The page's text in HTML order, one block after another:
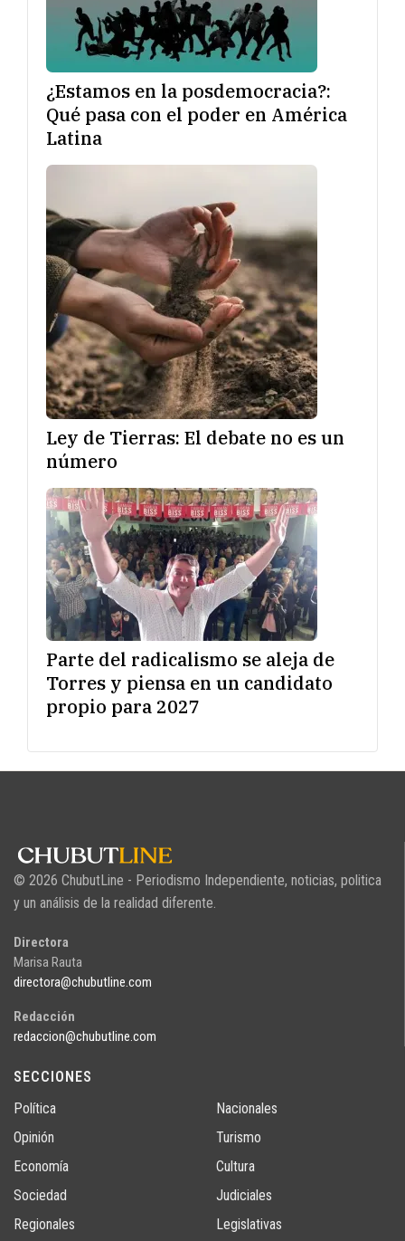
¿Estamos en la posdemocracia?:
Qué pasa con el poder en América
Latina
Ley de Tierras: El debate no es un
número
Parte del radicalismo se aleja de
Torres y piensa en un candidato
propio para 2027
© 2026 ChubutLine - Periodismo Independiente, noticias, politica
y un análisis de la realidad diferente.
Directora
Marisa Rauta
directora@chubutline.com
Redacción
redaccion@chubutline.com
SECCIONES
Política
Opinión
Economía
Sociedad
Regionales
Nacionales
Turismo
Cultura
Judiciales
Legislativas